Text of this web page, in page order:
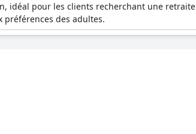
idéal pour les clients recherchant une retraite
des adultes.